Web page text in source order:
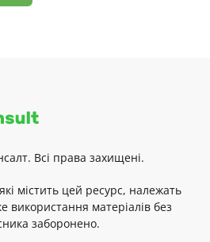
Всі права захищені.
містить цей ресурс, належать
використання матеріалів без
заборонено.